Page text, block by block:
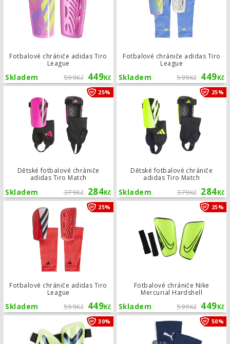
Fotbalové chrániče adidas Tiro
League
599Kč 449Kč
Skladem
Fotbalové chrániče adidas Tiro
League
599Kč 449Kč
Skladem
Dětské fotbalové chrániče
adidas Tiro Match
379Kč 284Kč
Skladem
25% Dětské fotbalové chrániče adidas
Dětské fotbalové chrániče
adidas Tiro Match
379Kč 284Kč
Skladem
25%
Fotbalové chrániče adidas Tiro
League
599Kč 449Kč
Skladem
25% Fotbalové chrániče adidas Tiro
Fotbalové chrániče Nike
Mercurial Hardshell
599Kč 449Kč
Skladem
25%
30% Fotbalové chrániče Puma ULTRA50%